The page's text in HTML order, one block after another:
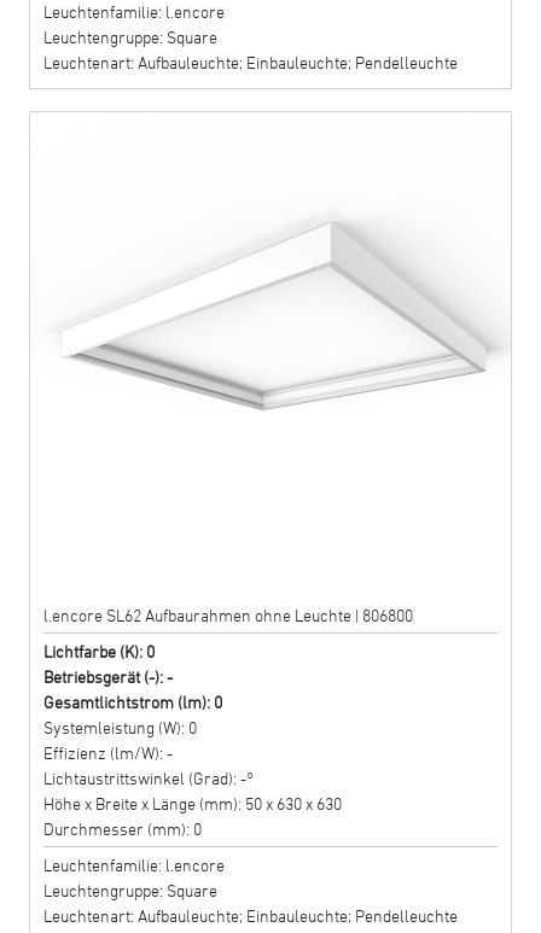
Leuchtenfamilie: l.encore
Leuchtengruppe: Square
Leuchtenart: Aufbauleuchte; Einbauleuchte; Pendelleuchte
l.encore SL62 Aufbaurahmen ohne Leuchte | 806800
Lichtfarbe (K): 0
Betriebsgerät (-): -
Gesamtlichtstrom (lm): 0
Systemleistung (W): 0
Effizienz (lm/W): -
Lichtaustrittswinkel (Grad): -°
Höhe x Breite x Länge (mm): 50 x 630 x 630
Durchmesser (mm): 0
Leuchtenfamilie: l.encore
Leuchtengruppe: Square
Leuchtenart: Aufbauleuchte; Einbauleuchte; Pendelleuchte